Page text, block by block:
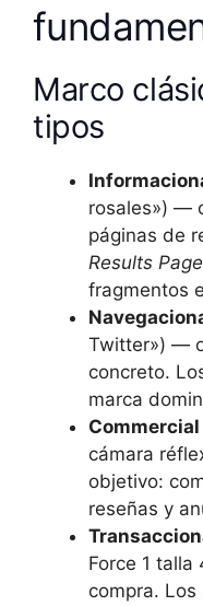
Marco
tipos
rosales») —
páginas de
Results
fragmentos
Twitter») —
concreto.
marca
cámara
objetivo:
reseñas y
Force 1
compra.